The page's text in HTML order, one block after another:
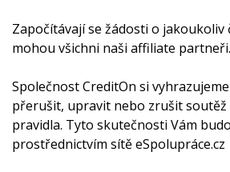
Započítávají se žádosti o jakoukoliv
mohou všichni naši affiliate partneři.
Společnost CreditOn si
přerušit, upravit nebo zrušit soutěž
pravidla. Tyto skutečnosti Vám
prostřednictvím sítě eSpolupráce.cz